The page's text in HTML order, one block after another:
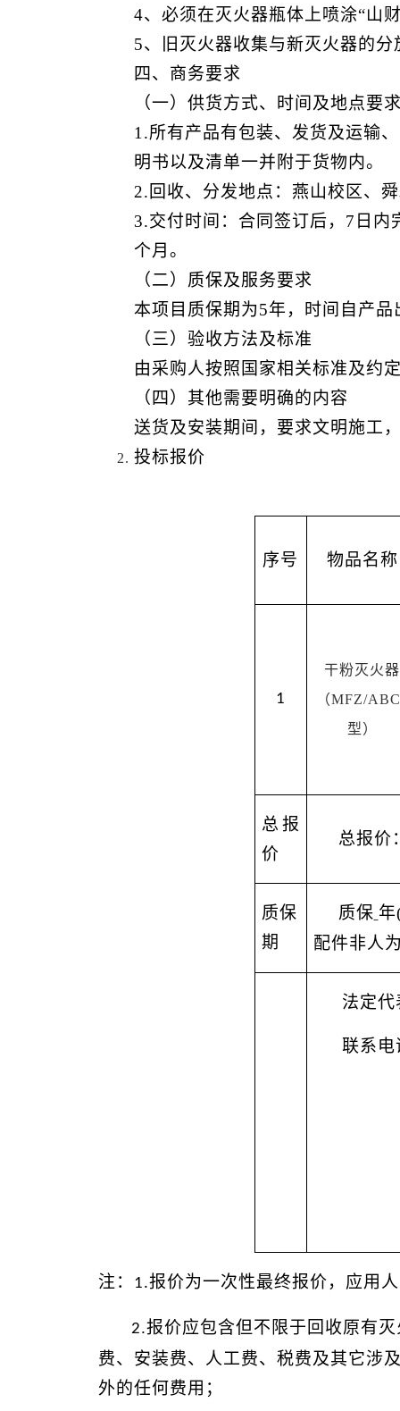
4、必须在灭火器瓶体上喷涂“山
5、旧灭火器收集与新灭火器的
四、商务要求
（一）供货方式、时间及地点要
1.所有产品有包装、发货及运输、
明书以及清单一并附于货物内。
2. 回收、分发地点： 燕山校区、
3.交付时间 ：合同签订后， 7 日内
个月。
（二）质保及服务要求
本项目质保期为5年，时间自 产品
（三）验收方法及标准
由采购人按照国家相关标准及约
（四）其他需要明确的内容
送货及安装期间 ， 要求文明施工
投标报价
序号 物品名称
1
干粉灭火器
（MFZ/ABC
型）
总报
价
总报价
质保
期
质保 年
配件非人
法定
联系电
注： 1.报价为一次性最终报价，应用
2.报价应包含但不限于 回收原有
费、 安装费、人工费、 税费及其它涉
外的任何费用；